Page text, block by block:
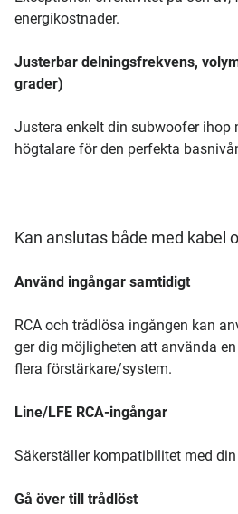
energikostnader.
Justerbar delningsfrekvens,
grader)
Justera enkelt din subwoofer ihop
högtalare för den perfekta
Kan anslutas både med kabel
Använd ingångar samtidigt
RCA och trådlösa ingången kan
ger dig möjligheten att använda
flera förstärkare/system.
Line/LFE RCA-ingångar
Säkerställer kompatibilitet med
Gå över till trådlöst